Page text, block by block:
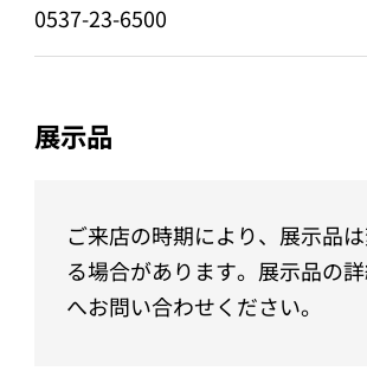
0537-23-6500
展示品
ご来店の時期により、展示品
る場合があります。展示品の
へお問い合わせください。